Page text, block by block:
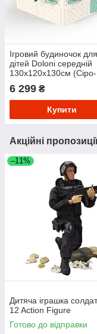
Ігровий будиночок для
дітей Doloni середній
130х120х130см (Сіро-
6 299 ₴
Купити
Акційні
–11%
Дитяча іграшка
12 Action Figure
Готово до відправки